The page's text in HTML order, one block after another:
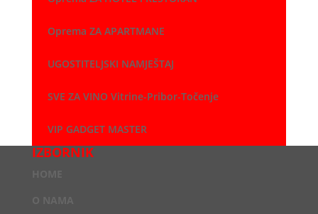
Oprema ZA APARTMANE
UGOSTITELJSKI NAMJEŠTAJ
SVE ZA VINO Vitrine-Pribor-Točenje
VIP GADGET MASTER
IZBORNIK